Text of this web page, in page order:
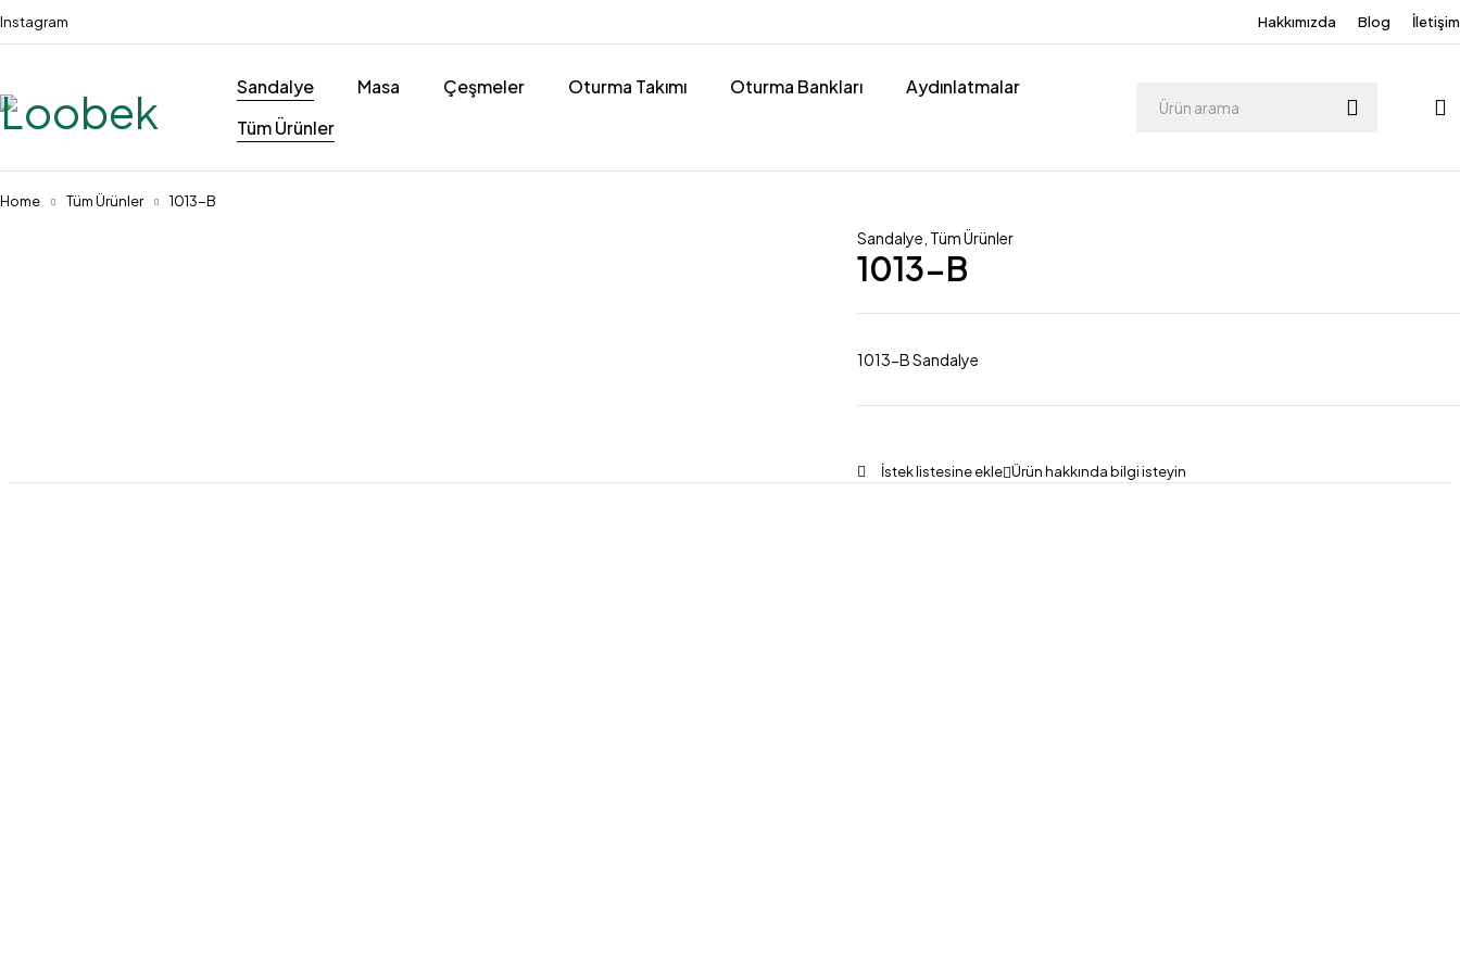
Instagram Hakkımızda Blog İletişim
Sandalye Masa Çeşmeler Oturma Takımı Oturma Bankları
Aydınlatmalar
Tüm Ürünler
Home Tüm Ürünler 1013-B
Sandalye Tüm Ürünler
1013-B
1013-B Sandalye
Ürün hakkında bilgi isteyin